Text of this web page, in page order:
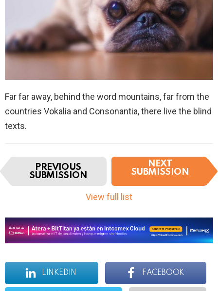
Far far away, behind the word mountains, far from the
countries Vokalia and Consonantia, there live the blind
texts.
I
e
v
i
g
t
o
PREVIOUS
SUBMISSION
NEXT
SUBMISSION
View full list
LINKEDIN FACEBOOK